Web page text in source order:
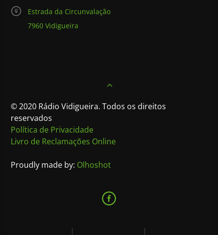
Estrada da Circunvalação
7960 Vidigueira
© 2020 Rádio Vidigueira. Todos os direitos
reservados
Política de Privacidade
Livro de Reclamações Online
Proudly made by: Olhoshot